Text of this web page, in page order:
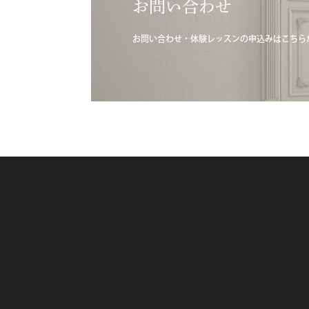
お問い合わせ
お問い合わせ・体験レッスンの申込みはこちら